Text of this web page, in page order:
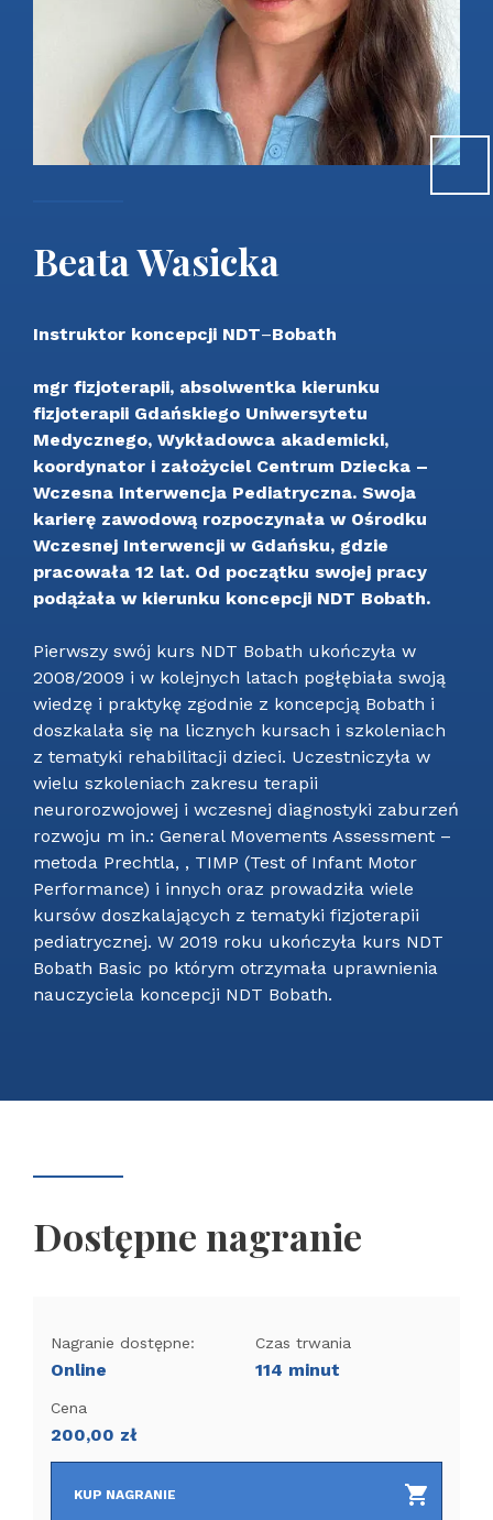
Beata Wasicka
Instruktor koncepcji NDT–Bobath
mgr fizjoterapii, absolwentka kierunku
fizjoterapii Gdańskiego Uniwersytetu
Medycznego, Wykładowca akademicki,
koordynator i założyciel Centrum Dziecka –
Wczesna Interwencja Pediatryczna. Swoja
karierę zawodową rozpoczynała w Ośrodku
Wczesnej Interwencji w Gdańsku, gdzie
pracowała 12 lat. Od początku swojej pracy
podążała w kierunku koncepcji NDT Bobath.
Pierwszy swój kurs NDT Bobath ukończyła w
2008/2009 i w kolejnych latach pogłębiała swoją
wiedzę i praktykę zgodnie z koncepcją Bobath i
doszkalała się na licznych kursach i szkoleniach
z tematyki rehabilitacji dzieci. Uczestniczyła w
wielu szkoleniach zakresu terapii
neurorozwojowej i wczesnej diagnostyki zaburzeń
rozwoju m in.: General Movements Assessment –
metoda Prechtla, , TIMP (Test of Infant Motor
Performance) i innych oraz prowadziła wiele
kursów doszkalających z tematyki fizjoterapii
pediatrycznej. W 2019 roku ukończyła kurs NDT
Bobath Basic po którym otrzymała uprawnienia
nauczyciela koncepcji NDT Bobath.
Dostępne nagranie
Nagranie dostępne:
Online
Czas trwania
114 minut
Cena
200,00 zł
KUP NAGRANIE